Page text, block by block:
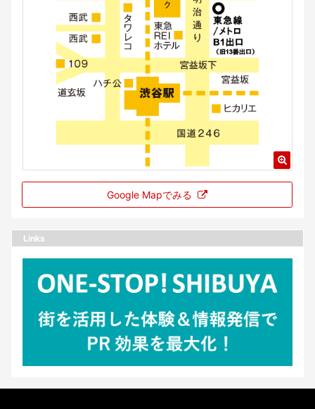
Google Mapでみる
Links